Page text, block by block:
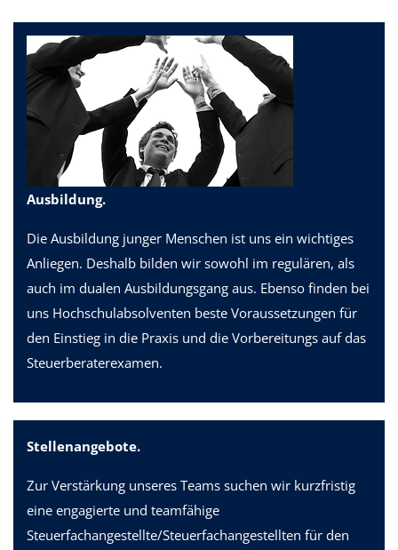
Ausbildung.
Die Ausbildung junger Menschen ist uns ein wichtiges
Anliegen. Deshalb bilden wir sowohl im regulären, als
auch im dualen Ausbildungsgang aus. Ebenso finden bei
uns Hochschulabsolventen beste Voraussetzungen für
den Einstieg in die Praxis und die Vorbereitungs auf das
Steuerberaterexamen.
Stellenangebote.
Zur Verstärkung unseres Teams suchen wir kurzfristig
eine engagierte und teamfähige
Steuerfachangestellte/Steuerfachangestellten für den